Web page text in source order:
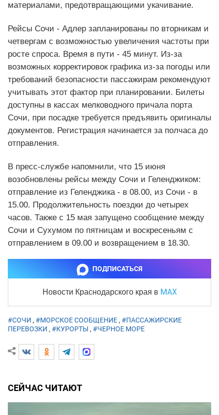
материалами, предотвращающими укачивание.
Рейсы Сочи - Адлер запланированы по вторникам и
четвергам с возможностью увеличения частоты при
росте спроса. Время в пути - 45 минут. Из-за
возможных корректировок графика из-за погоды или
требований безопасности пассажирам рекомендуют
учитывать этот фактор при планировании. Билеты
доступны в кассах мелководного причала порта
Сочи, при посадке требуется предъявить оригиналы
документов. Регистрация начинается за полчаса до
отправления.
В пресс-службе напомнили, что 15 июня
возобновлены рейсы между Сочи и Геленджиком:
отправление из Геленджика - в 08.00, из Сочи - в
15.00. Продолжительность поездки до четырех
часов. Также с 15 мая запущено сообщение между
Сочи и Сухумом по пятницам и воскресеньям с
отправлением в 09.00 и возвращением в 18.30.
ПОДПИСАТЬСЯ
Новости Краснодарского края в MAX
#СОЧИ , #МОРСКОЕ СООБЩЕНИЕ, #ПАССАЖИРСКИЕ
ПЕРЕВОЗКИ , #КУРОРТЫ , #ЧЕРНОЕ МОРЕ
СЕЙЧАС ЧИТАЮТ